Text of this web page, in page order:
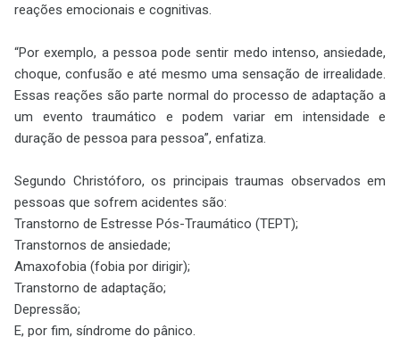
reações emocionais e cognitivas.
“Por exemplo, a pessoa pode sentir medo intenso, ansiedade,
choque, confusão e até mesmo uma sensação de irrealidade.
Essas reações são parte normal do processo de adaptação a
um evento traumático e podem variar em intensidade e
duração de pessoa para pessoa”, enfatiza.
Segundo Christóforo, os principais traumas observados em
pessoas que sofrem acidentes são:
Transtorno de Estresse Pós-Traumático (TEPT);
Transtornos de ansiedade;
Amaxofobia (fobia por dirigir);
Transtorno de adaptação;
Depressão;
E, por fim, síndrome do pânico.